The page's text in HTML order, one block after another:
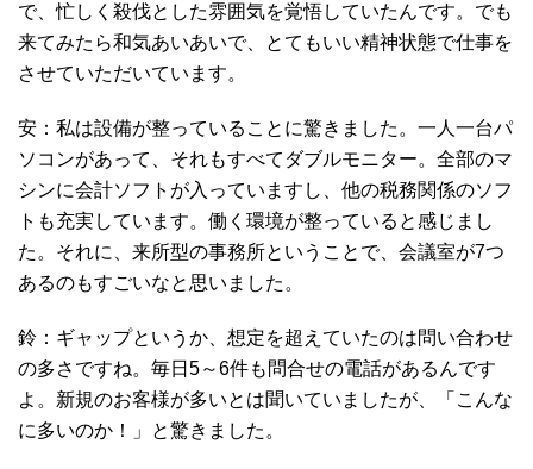
で、忙しく殺伐とした雰囲気を覚悟していたんです。でも
来てみたら和気あいあいで、とてもいい精神状態で仕事を
させていただいています。
安：私は設備が整っていることに驚きました。一人一台パ
ソコンがあって、それもすべてダブルモニター。全部のマ
シンに会計ソフトが入っていますし、他の税務関係のソフ
トも充実しています。働く環境が整っていると感じまし
た。それに、来所型の事務所ということで、会議室が7つ
あるのもすごいなと思いました。
鈴：ギャップというか、想定を超えていたのは問い合わせ
の多さですね。毎日5～6件も問合せの電話があるんです
よ。新規のお客様が多いとは聞いていましたが、「こんな
に多いのか！」と驚きました。